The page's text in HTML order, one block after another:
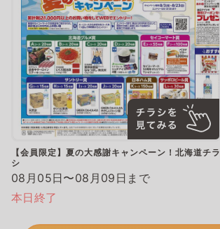
【会員限定】夏の大感謝キャンペーン！北海道チラ
シ
08月05日〜08月09日まで
本日終了